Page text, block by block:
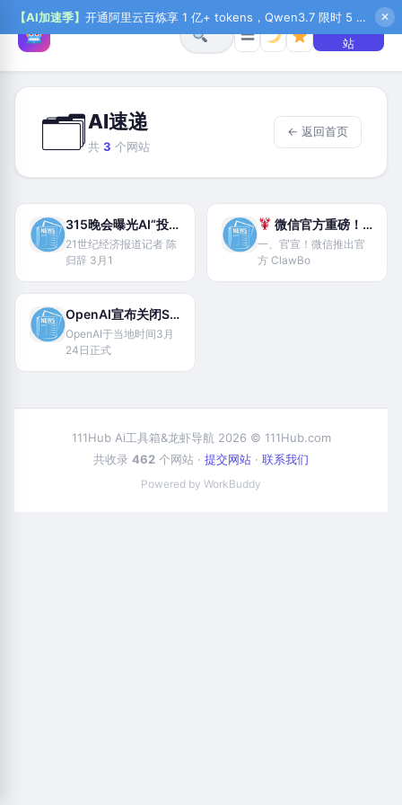
【AI加速季】 开通阿里云百炼享 1 亿+ tokens，Qwen3.7 限时 5 折起，秒悟新注送 1 万积分，加入 OPC 赢百万助力金，QoderWork CN 首月 0 元 ✕
☰
+ 提交网
站
🗂AI速递
共 3 个网站
← 返回首页
315晚会曝光AI“投毒”灰产链，暴露大模型背后算法高危漏洞
21世纪经济报道记者 陈
归辞 3月1
微信官方重磅！ClawBot 插件上线，OpenClaw 直连微信，聊天即操控 AI 助手
一、官宣！微信推出官
方 ClawBo
OpenAI宣布关闭Sora
OpenAI于当地时间3月
24日正式
111Hub Ai工具箱&龙虾导航 2026 © 111Hub.com
共收录 462 个网站 · 提交网站 · 联系我们
Powered by WorkBuddy